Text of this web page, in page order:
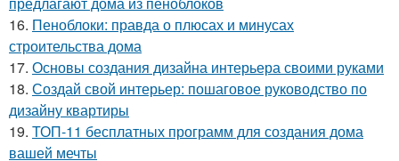
16. Пеноблоки: правда о плюсах и минусах
строительства дома
17. Основы создания дизайна интерьера своими руками
18. Создай свой интерьер: пошаговое руководство по
дизайну квартиры
19. ТОП-11 бесплатных программ для создания дома
вашей мечты